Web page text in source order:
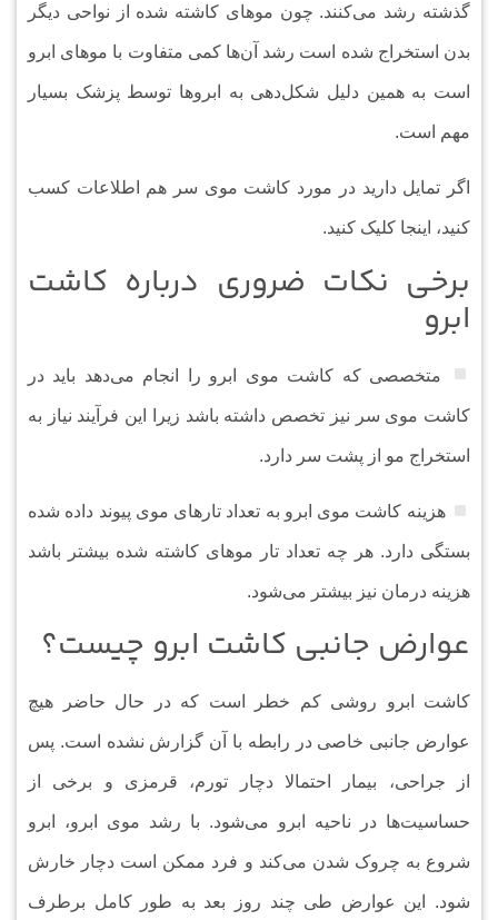
گذشته رشد می‌کنند. چون مو‌های کاشته شده از نواحی دیگر
بدن استخراج شده است رشد آن‌ها کمی متفاوت با مو‌های ابرو
است به همین دلیل شکل‌دهی به ابرو‌ها توسط پزشک بسیار
مهم است.
اگر تمایل دارید در مورد کاشت موی سر هم اطلاعات کسب
کنید، اینجا کلیک کنید.
برخی نکات ضروری درباره کاشت
ابرو
متخصصی که کاشت موی ابرو را انجام می‌دهد باید در
کاشت موی سر نیز تخصص داشته باشد زیرا این فرآیند نیاز به
استخراج مو از پشت سر دارد.
هزینه کاشت موی ابرو به تعداد تار‌های موی پیوند داده شده
بستگی دارد. هر چه تعداد تار مو‌های کاشته شده بیشتر باشد
هزینه درمان نیز بیشتر می‌شود.
عوارض جانبی کاشت ابرو چیست؟
کاشت ابرو روشی کم خطر است که در حال حاضر هیچ
عوارض جانبی خاصی در رابطه با آن گزارش نشده است. پس
از جراحی، بیمار احتمالا دچار تورم، قرمزی و برخی از
حساسیت‌ها در ناحیه ابرو می‌شود. با رشد موی ابرو، ابرو
شروع به چروک شدن می‌کند و فرد ممکن است دچار خارش
شود. این عوارض طی چند روز بعد به طور کامل برطرف